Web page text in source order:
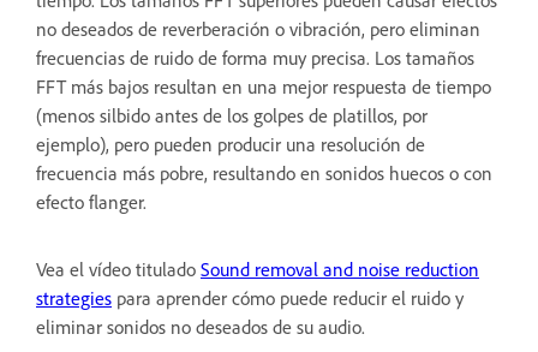
no deseados de reverberación o vibración, pero eliminan
frecuencias de ruido de forma muy precisa. Los tamaños
FFT más bajos resultan en una mejor respuesta de tiempo
(menos silbido antes de los golpes de platillos, por
ejemplo), pero pueden producir una resolución de
frecuencia más pobre, resultando en sonidos huecos o con
efecto flanger.
Vea el vídeo titulado Sound removal and noise reduction
strategies para aprender cómo puede reducir el ruido y
eliminar sonidos no deseados de su audio.